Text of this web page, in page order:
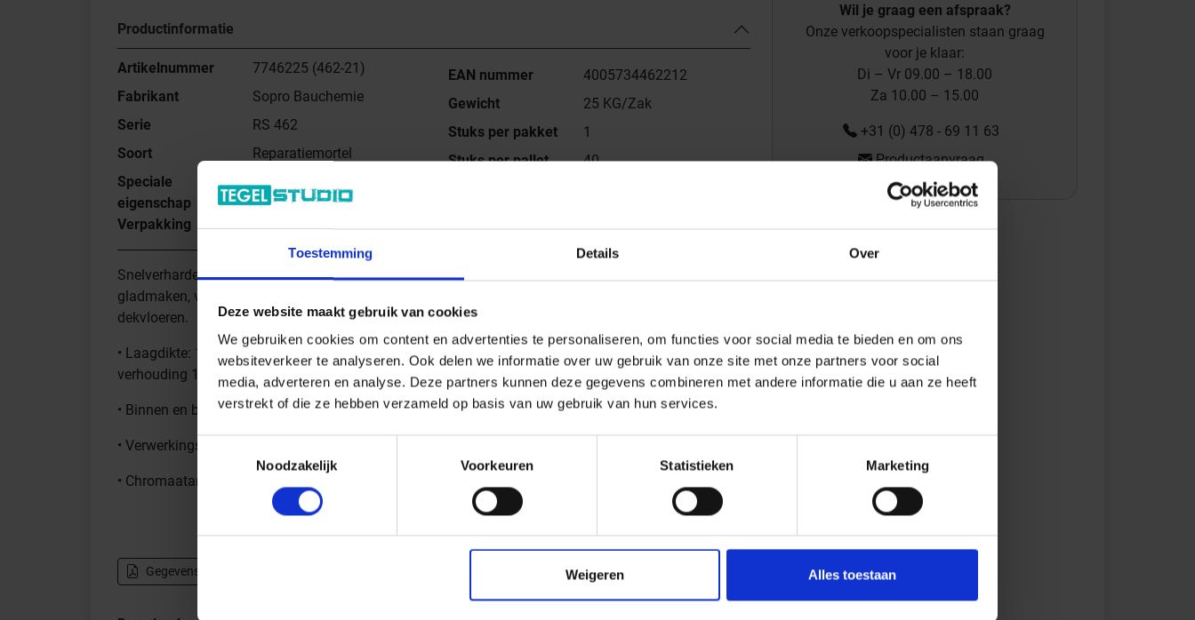
Toestemming Details Over
Deze website maakt gebruik van cookies
We gebruiken cookies om content en advertenties te personaliseren, om functies voor social media te bieden en om ons
websiteverkeer te analyseren. Ook delen we informatie over uw gebruik van onze site met onze partners voor social
media, adverteren en analyse. Deze partners kunnen deze gegevens combineren met andere informatie die u aan ze heeft
verstrekt of die ze hebben verzameld op basis van uw gebruik van hun services.
Toestemmingsselectie
Noodzakelijk
Voorkeuren Statistieken Marketing
Weigeren Alles toestaan
Productinformatie
Artikelnummer
7746225 (462-21)
Fabrikant
Sopro Bauchemie
Serie
RS 462
Soort
Reparatiemortel
Speciale
eigenschap
snel 1-10 mm
Verpakking 25 kg
EAN nummer
4005734462212
Gewicht
25 KG/Zak
Stuks per pakket
1
Stuks per pallet
40
Snelverhardende, grijze, cementgebonden uitvlakmortel met hoog standvermogen voor het
gladmaken, vullen, uitvlakken en repareren van oppervlakken van beton, stuc, metselwerk en
dekvloeren.
• Laagdikte: 1–10 mm, voor grotere laagdikten met zand (0 –2 mm of 0– 4 mm) en cement in
verhouding 1 : 1 : 1 rekbaar.
• Binnen en buiten, vloer, wand en plafond
• Verwerkingstijd: ca. 30 minuten
• Chromaatarm conform verordening (EG) Nr. 1907/2006, aanhangsel XVII
Gegevensblad downloaden - PDF
Wil je graag een afspraak?
Onze verkoopspecialisten staan graag
voor je klaar:
Di – Vr 09.00 – 18.00
Za 10.00 – 15.00
+31 (0) 478 - 69 11 63
Productaanvraag